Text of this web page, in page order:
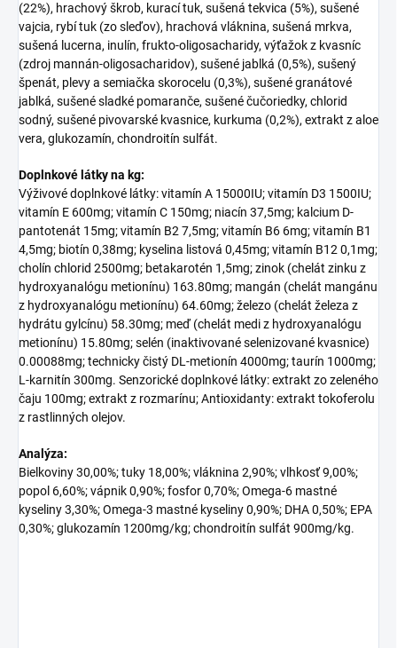
(22%), hrachový škrob, kurací tuk, sušená tekvica (5%), sušené
vajcia, rybí tuk (zo sleďov), hrachová vláknina, sušená mrkva,
sušená lucerna, inulín, frukto-oligosacharidy, výťažok z kvasníc
(zdroj mannán-oligosacharidov), sušené jablká (0,5%), sušený
špenát, plevy a semiačka skorocelu (0,3%), sušené granátové
jablká, sušené sladké pomaranče, sušené čučoriedky, chlorid
sodný, sušené pivovarské kvasnice, kurkuma (0,2%), extrakt z aloe
vera, glukozamín, chondroitín sulfát.
Doplnkové látky na kg:
Výživové doplnkové látky: vitamín A 15000IU; vitamín D3 1500IU;
vitamín E 600mg; vitamín C 150mg; niacín 37,5mg; kalcium D-
pantotenát 15mg; vitamín B2 7,5mg; vitamín B6 6mg; vitamín B1
4,5mg; biotín 0,38mg; kyselina listová 0,45mg; vitamín B12 0,1mg;
cholín chlorid 2500mg; betakarotén 1,5mg; zinok (chelát zinku z
hydroxyanalógu metionínu) 163.80mg; mangán (chelát mangánu
z hydroxyanalógu metionínu) 64.60mg; železo (chelát železa z
hydrátu gylcínu) 58.30mg; meď (chelát medi z hydroxyanalógu
metionínu) 15.80mg; selén (inaktivované selenizované kvasnice)
0.00088mg; technicky čistý DL-metionín 4000mg; taurín 1000mg;
L-karnitín 300mg. Senzorické doplnkové látky: extrakt zo zeleného
čaju 100mg; extrakt z rozmarínu; Antioxidanty: extrakt tokoferolu
z rastlinných olejov.
Analýza:
Bielkoviny 30,00%; tuky 18,00%; vláknina 2,90%; vlhkosť 9,00%;
popol 6,60%; vápnik 0,90%; fosfor 0,70%; Omega-6 mastné
kyseliny 3,30%; Omega-3 mastné kyseliny 0,90%; DHA 0,50%; EPA
0,30%; glukozamín 1200mg/kg; chondroitín sulfát 900mg/kg.